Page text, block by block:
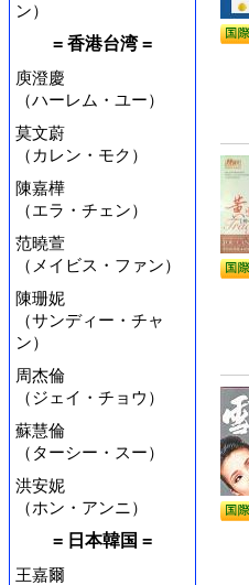
ン）
= 香港台湾 =
庾澄慶
（ハーレム・ユー）
莫文蔚
（カレン・モク）
陳嘉樺
（エラ・チェン）
范曉萱
（メイビス・ファン）
陳珊妮
（サンディー・チャ
ン）
周杰倫
（ジェイ・チョウ）
蘇慧倫
（ターシー・スー）
洪安妮
（ホン・アンニ）
= 日本韓国 =
王嘉爾